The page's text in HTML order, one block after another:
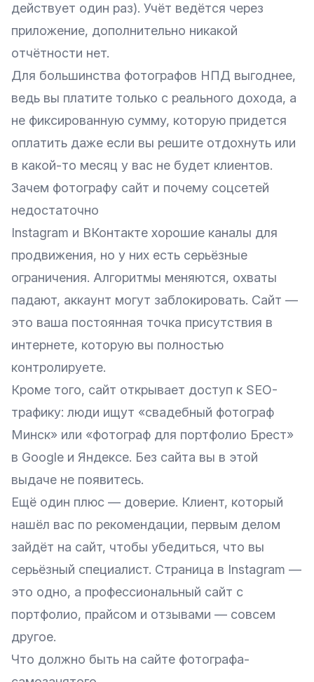
действует один раз). Учёт ведётся через
приложение, дополнительно никакой
отчётности нет.
Для большинства фотографов НПД выгоднее,
ведь вы платите только с реального дохода, а
не фиксированную сумму, которую придется
оплатить даже если вы решите отдохнуть или
в какой-то месяц у вас не будет клиентов.
Зачем фотографу сайт и почему соцсетей
недостаточно
Instagram и ВКонтакте хорошие каналы для
продвижения, но у них есть серьёзные
ограничения. Алгоритмы меняются, охваты
падают, аккаунт могут заблокировать. Сайт —
это ваша постоянная точка присутствия в
интернете, которую вы полностью
контролируете.
Кроме того, сайт открывает доступ к SEO-
трафику: люди ищут «свадебный фотограф
Минск» или «фотограф для портфолио Брест»
в Google и Яндексе. Без сайта вы в этой
выдаче не появитесь.
Ещё один плюс — доверие. Клиент, который
нашёл вас по рекомендации, первым делом
зайдёт на сайт, чтобы убедиться, что вы
серьёзный специалист. Страница в Instagram —
это одно, а профессиональный сайт с
портфолио, прайсом и отзывами — совсем
другое.
Что должно быть на сайте фотографа-